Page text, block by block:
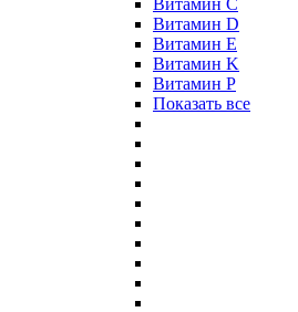
Витамин D
Витамин E
Витамин K
Витамин P
Показать все